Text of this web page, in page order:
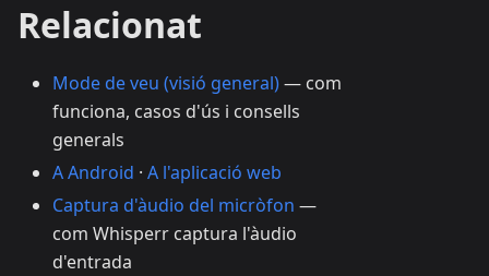
Relacionat
Mode de veu (visió general)— com
funciona, casos d'ús i consells
generals
A Android · A l'aplicació web
Captura d'àudio del micròfon —
com Whisperr captura l'àudio
d'entrada